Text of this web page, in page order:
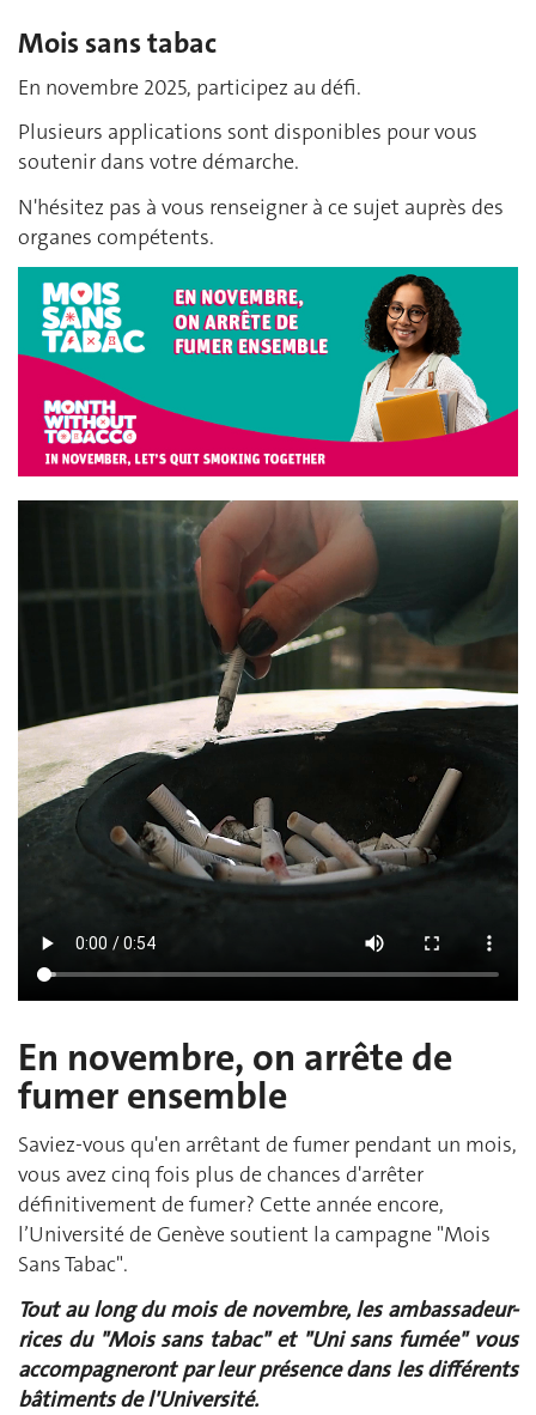
Mois sans tabac
En novembre 2025, participez au défi.
Plusieurs applications sont disponibles pour vous
soutenir dans votre démarche.
N'hésitez pas à vous renseigner à ce sujet auprès des
organes compétents.
En novembre, on arrête de
fumer ensemble
Saviez-vous qu'en arrêtant de fumer pendant un mois,
vous avez cinq fois plus de chances d'arrêter
définitivement de fumer? Cette année encore,
l’Université de Genève soutient la campagne "Mois
Sans Tabac".
Tout au long du mois de novembre, les ambassadeur-
rices du "Mois sans tabac" et "Uni sans fumée" vous
accompagneront par leur présence dans les différents
bâtiments de l'Université.